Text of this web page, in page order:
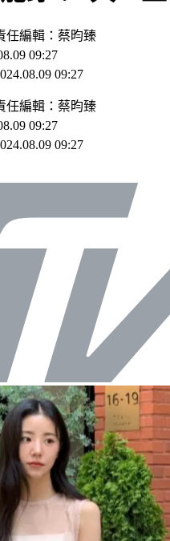
任編輯：蔡昀臻
09:27
09:27
任編輯 ： 蔡昀臻
09:27
09:27